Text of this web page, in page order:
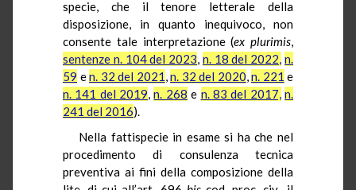
specie, che il tenore letterale della
disposizione, in quanto inequivoco, non
consente tale interpretazione (ex plurimis,
sentenze n. 104 del 2023, n. 18 del 2022, n.
59 en. 32 del 2021,n. 32 del 2020,n. 221 e
n. 141 del 2019,n. 268 e n. 83 del 2017, n.
241 del 2016).
Nella fattispecie in esame si ha che nel
procedimento di consulenza tecnica
preventiva ai fini della composizione della